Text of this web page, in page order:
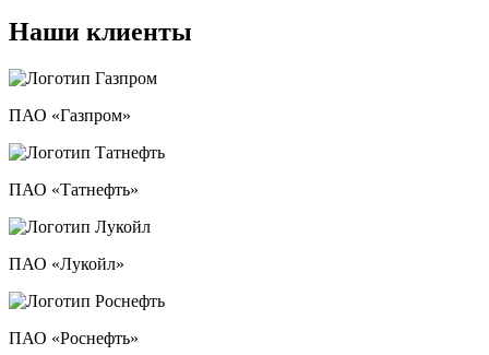
Наши клиенты
ПАО «Газпром»
ПАО «Татнефть»
ПАО «Лукойл»
ПАО «Роснефть»